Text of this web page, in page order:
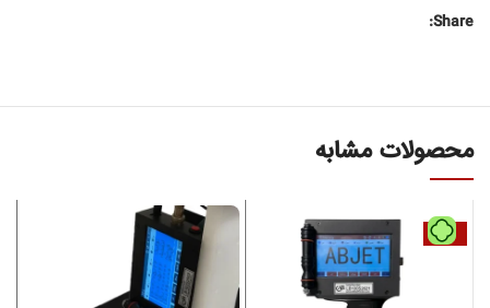
Share:
محصولات مشابه
-8%